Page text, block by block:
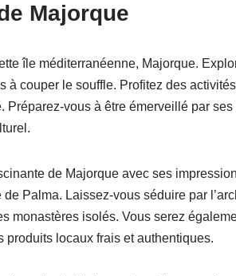
Majorque
île méditerranéenne, Majorque.
à couper le souffle. Profitez des
Préparez-vous à être émerveillé par
de Majorque avec ses
Palma. Laissez-vous séduire par
monastères isolés. Vous serez
produits locaux frais et authentiques.